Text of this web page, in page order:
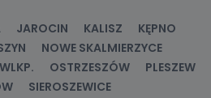
JAROCIN KALISZ
KĘPNO
NOWE SKALMIERZYCE
OSTRZESZÓW
PLESZEW
SIEROSZEWICE